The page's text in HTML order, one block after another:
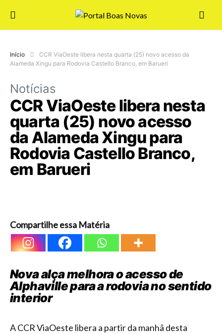
Início
CCR ViaOeste libera nesta quarta (25) novo acesso da
Alameda Xingu para Rodovia Castello Branco, em Barueri
Notícias
CCR ViaOeste libera nesta
quarta (25) novo acesso
da Alameda Xingu para
Rodovia Castello Branco,
em Barueri
Compartilhe essa Matéria
Nova alça melhora o acesso de
Alphaville para a rodovia no sentido
interior
A CCR ViaOeste libera a partir da manhã desta